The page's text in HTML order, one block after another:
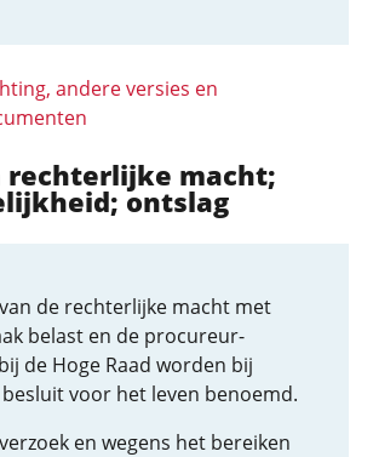
andere versies en
rechterlijke macht;
ontslag
de rechterlijke macht met
belast en de procureur-
de Hoge Raad worden bij
voor het leven benoemd.
en wegens het bereiken